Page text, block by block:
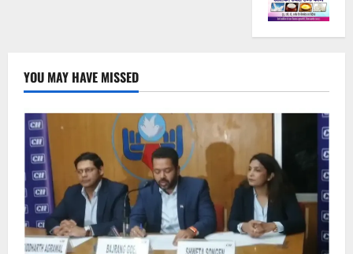
YOU MAY HAVE MISSED